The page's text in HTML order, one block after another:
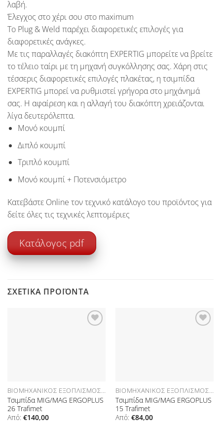
λαβή.
Έλεγχος στο χέρι σου στο maximum
Το Plug & Weld παρέχει διαφορετικές επιλογές για
διαφορετικές ανάγκες.
Με τις παραλλαγές διακόπτη EXPERTIG μπορείτε να βρείτε
το τέλειο ταίρι με τη μηχανή συγκόλλησης σας. Χάρη στις
τέσσερις διαφορετικές επιλογές πλακέτας, η τσιμπίδα
EXPERTIG μπορεί να ρυθμιστεί γρήγορα στο μηχάνημά
σας. Η αφαίρεση και η αλλαγή του διακόπτη χρειάζονται
λίγα δευτερόλεπτα.
Μονό κουμπί
Διπλό κουμπί
Τριπλό κουμπί
Μονό κουμπί + Ποτενσιόμετρο
Κατεβάστε Online τον τεχνικό κατάλογο του προϊόντος για
δείτε όλες τις τεχνικές λεπτομέριες
Κατάλογος pdf
ΣΧΕΤΙΚΆ ΠΡΟΪΌΝΤΑ
ΒΙΟΜΗΧΑΝΙΚΌΣ ΕΞΟΠΛΙΣΜΌΣ ΑΝΑΛΏΣΙΜΑ
Τσιμπίδα MIG/MAG ERGOPLUS
26 Trafimet
Από: €140,00
ΒΙΟΜΗΧΑΝΙΚΌΣ ΕΞΟΠΛΙΣΜΌΣ ΑΝΑΛΏΣΙΜΑ
Τσιμπίδα MIG/MAG ERGOPLUS
15 Trafimet
Από: €84,00